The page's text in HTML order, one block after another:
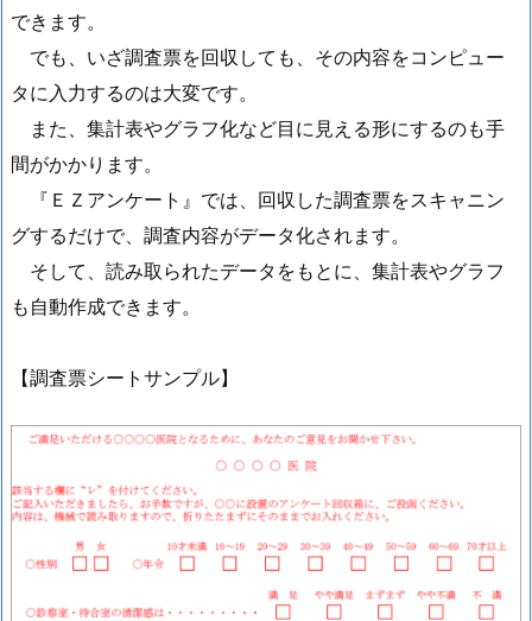
できます。
でも、いざ調査票を回収しても、その内容をコンピュー
タに入力するのは大変です。
また、集計表やグラフ化など目に見える形にするのも手
間がかかります。
『ＥＺアンケート』では、回収した調査票をスキャニン
グするだけで、調査内容がデータ化されます。
そして、読み取られたデータをもとに、集計表やグラフ
も自動作成できます。
【調査票シートサンプル】